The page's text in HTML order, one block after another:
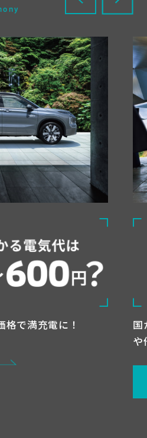
格で満充電に！
国
や